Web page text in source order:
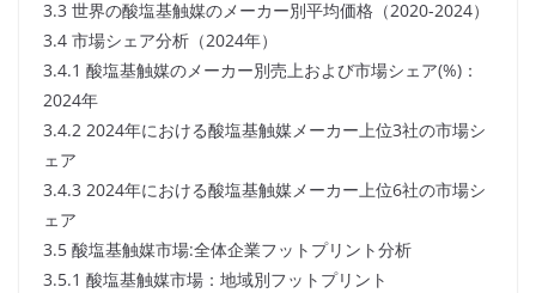
3.3 世界の酸塩基触媒のメーカー別平均価格（2020-2024）
3.4 市場シェア分析（2024年）
3.4.1 酸塩基触媒のメーカー別売上および市場シェア(%)：
2024年
3.4.2 2024年における酸塩基触媒メーカー上位3社の市場シ
ェア
3.4.3 2024年における酸塩基触媒メーカー上位6社の市場シ
ェア
3.5 酸塩基触媒市場:全体企業フットプリント分析
3.5.1 酸塩基触媒市場：地域別フットプリント